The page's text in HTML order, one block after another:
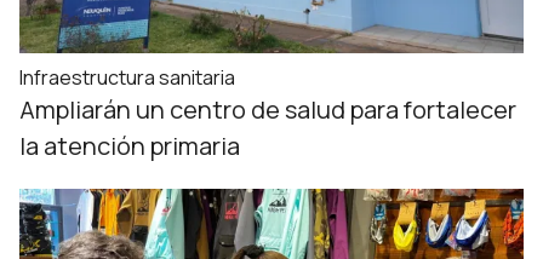
Infraestructura sanitaria
Ampliarán un centro de salud para fortalecer
la atención primaria